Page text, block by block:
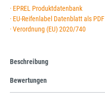
· EPREL Produktdatenbank
· EU-Reifenlabel Datenblatt als PDF
· Verordnung (EU) 2020/740
Beschreibung
Bewertungen